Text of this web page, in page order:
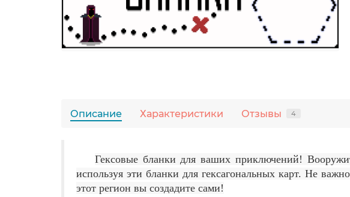
Описание Характеристики Отзывы 4
Гексовые бланки для ваших приключений!
используя эти бланки для гексагональных карт. Не
этот регион вы создадите сами!